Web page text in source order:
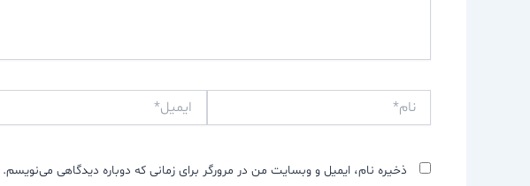
ذخیره نام، ایمیل و وبسایت من در مرورگر برای زمانی که دوباره دیدگاهی می‌نویسم.